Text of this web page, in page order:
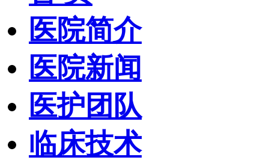
医院简介
医院新闻
医护团队
临床技术